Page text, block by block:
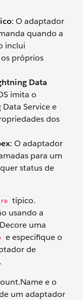
: O adaptador
quando a
inclui
próprios
Data
imita o
Service e
dos
: O adaptador
para um
status de
típico.
usando a
uma
e especifique o
de
e o
um adaptador